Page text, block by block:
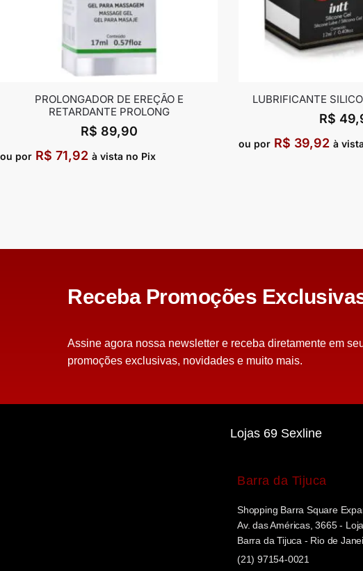
PROLONGADOR DE EREÇÃO E
RETARDANTE PROLONG
R$ 89,90
ou por R$ 71,92 à vista no Pix
LUBRIFICANTE
R$
ou por R$ 39,92 à
Receba Promoções
Assine agora nossa newsletter e receba diretamente em
promoções exclusivas, novidades e muito mais.
Lojas 69 Sexline
Barra da Tijuca
Shopping Barra Square
Av. das Américas, 3665 -
Barra da Tijuca - Rio de
(21) 97154-0021